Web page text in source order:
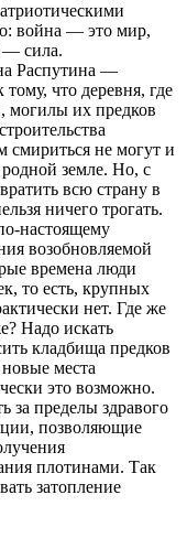
война — это мир,
— сила.
Распутина —
что деревня, где
могилы их предков
смириться не могут и
земле. Но, с
всю страну в
ничего трогать.
настоящему
возобновляемой
времена люди
то есть, крупных
нет. Где же
Надо искать
кладбища предков
места
это возможно.
за пределы здравого
позволяющие
плотинами. Так
затопление